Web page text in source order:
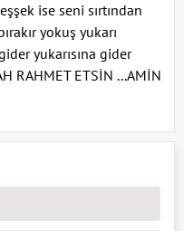
ise seni sırtından
yokuş yukarı
yukarısına gider
RAHMET ETSİN ...AMİN